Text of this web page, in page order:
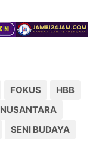
FOKUS
HBB
NUSANTARA
SENI BUDAYA